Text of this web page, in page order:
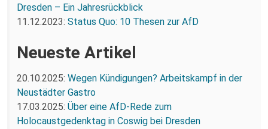
Dresden – Ein Jahresrückblick
11.12.2023: Status Quo: 10 Thesen zur AfD
Neueste Artikel
20.10.2025: Wegen Kündigungen? Arbeitskampf in der
Neustädter Gastro
17.03.2025: Über eine AfD-Rede zum
Holocaustgedenktag in Coswig bei Dresden